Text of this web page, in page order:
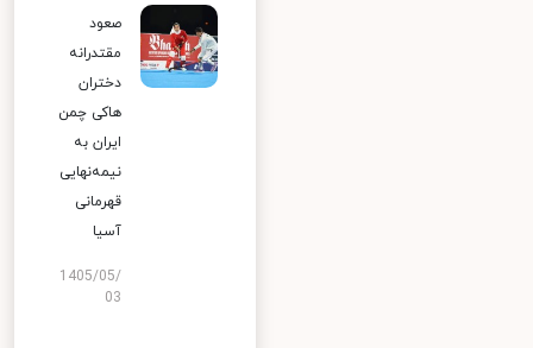
صعود
مقتدرانه
دختران
هاکی چمن
ایران به
نیمه‌نهایی
قهرمانی
آسیا
1405/05/
03